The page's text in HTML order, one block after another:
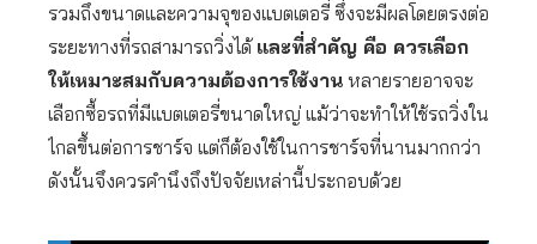
รวมถึงขนาดและความจุของแบตเตอรี่ ซึ่งจะมีผลโดยตรงต่อ
ระยะทางที่รถสามารถวิ่งได้ และที่สำคัญ คือ ควรเลือก
ให้เหมาะสมกับความต้องการใช้งาน หลายรายอาจจะ
เลือกซื้อรถที่มีแบตเตอรี่ขนาดใหญ่ แม้ว่าจะทำให้ใช้รถวิ่งใน
ไกลขึ้นต่อการชาร์จ แต่ก็ต้องใช้ในการชาร์จที่นานมากกว่า
ดังนั้นจึงควรคำนึงถึงปัจจัยเหล่านี้ประกอบด้วย